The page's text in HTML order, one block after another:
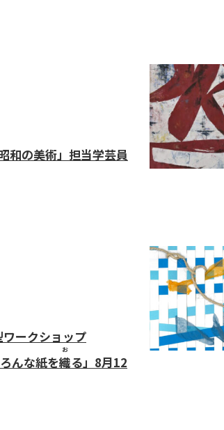
和の美術」担当学芸員
ークショップ
んな紙を織
お
る」8月12